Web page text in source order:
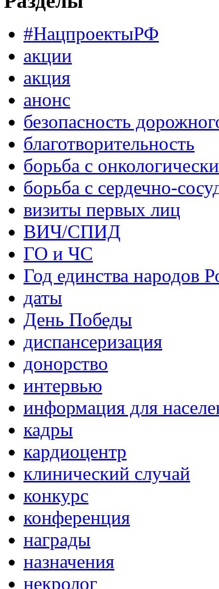
#НацпроектыРФ
акции
акция
анонс
безопасность
благотворительность
борьба с
борьба с сердечно-
визиты первых лиц
ВИЧ/СПИД
ГО и ЧС
Год единства народов
даты
День Победы
диспансеризация
донорство
интервью
информация для
кадры
кардиоцентр
клинический случай
конкурс
конференция
награды
назначения
некролог